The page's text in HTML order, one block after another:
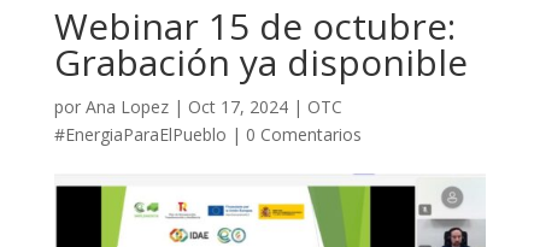
Webinar 15 de octubre:
Grabación ya disponible
por Ana Lopez| Oct 17, 2024| OTC
#EnergiaParaElPueblo | 0 Comentarios